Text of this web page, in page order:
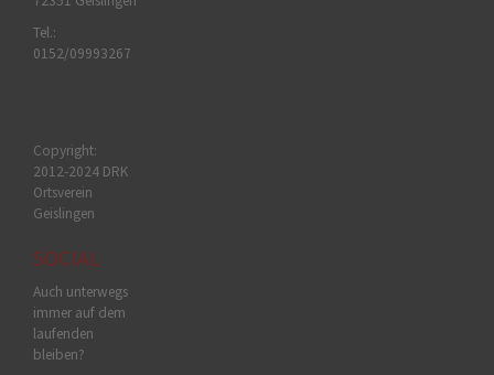
Tel.:
0152/09993267
Copyright:
2012-2024 DRK
Ortsverein
Geislingen
SOCIAL
Auch unterwegs
immer auf dem
laufenden
bleiben?